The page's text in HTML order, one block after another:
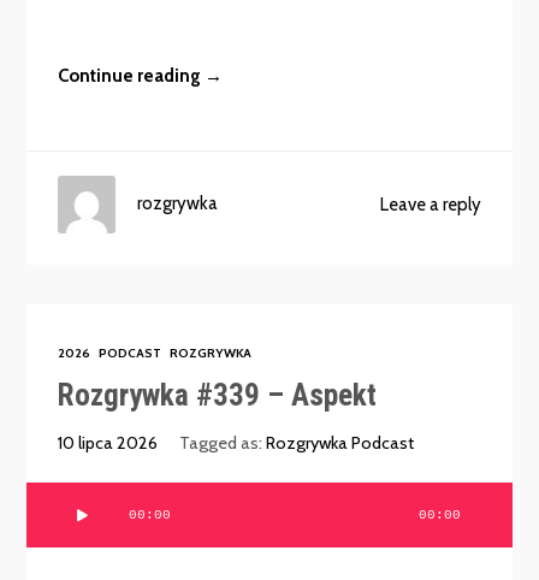
Continue reading →
Leave a reply
rozgrywka
2026 PODCAST ROZGRYWKA
Rozgrywka #339 – Aspekt
10 lipca 2026 Tagged as:Rozgrywka Podcast
00:00 00:00